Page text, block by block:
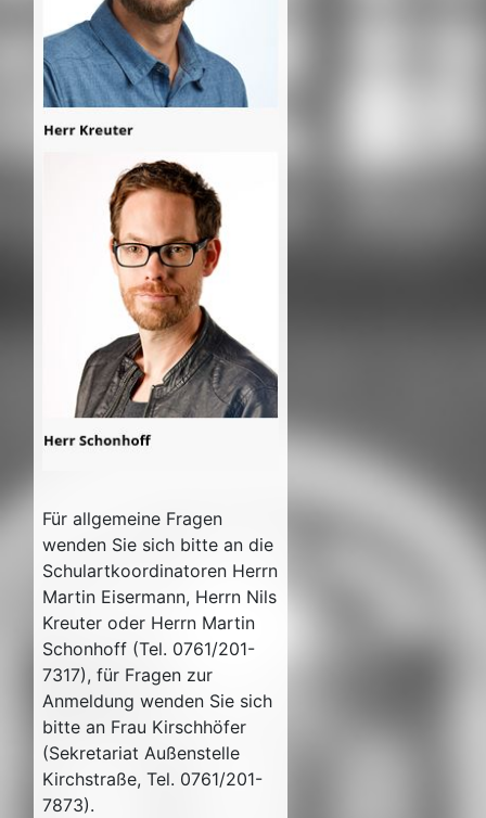
Für allgemeine Fragen
wenden Sie sich bitte an die
Schulartkoordinatoren Herrn
Martin Eisermann, Herrn Nils
Kreuter oder Herrn Martin
Schonhoff (Tel. 0761/201-
7317), für Fragen zur
Anmeldung wenden Sie sich
bitte an Frau Kirschhöfer
(Sekretariat Außenstelle
Kirchstraße, Tel. 0761/201-
7873).